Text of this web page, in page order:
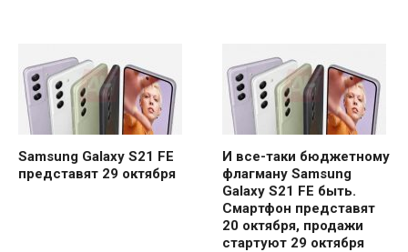
Samsung Galaxy S21 FE
представят 29 октября
И все-таки бюджетному
флагману Samsung
Galaxy S21 FE быть.
Смартфон представят
20 октября, продажи
стартуют 29 октября